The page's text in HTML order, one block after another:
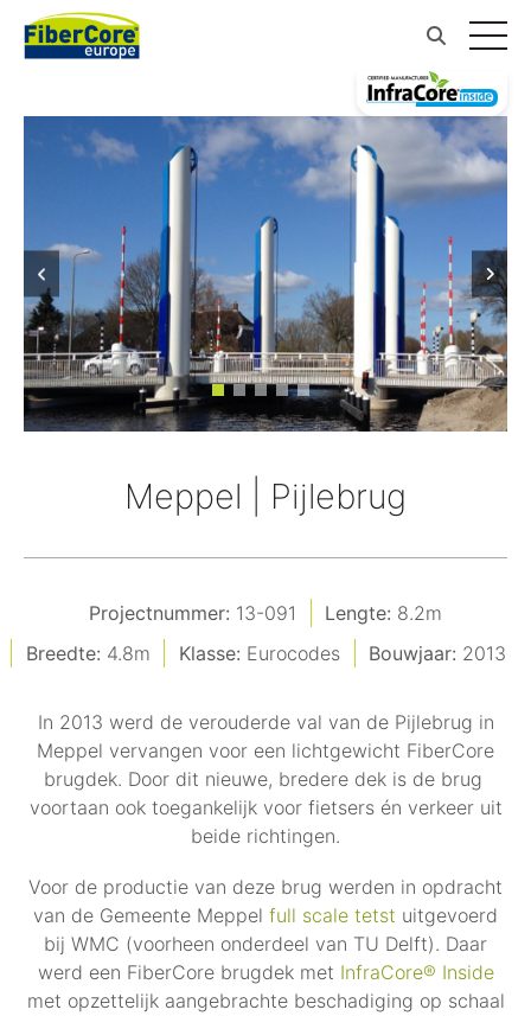
Meppel | Pijlebrug
Projectnummer: 13-091 Lengte: 8.2m
Breedte: 4.8m Klasse: Eurocodes Bouwjaar: 2013
In 2013 werd de verouderde val van de Pijlebrug in
Meppel vervangen voor een lichtgewicht FiberCore
brugdek. Door dit nieuwe, bredere dek is de brug
voortaan ook toegankelijk voor fietsers én verkeer uit
beide richtingen.
Voor de productie van deze brug werden in opdracht
van de Gemeente Meppel full scale tetst uitgevoerd
bij WMC (voorheen onderdeel van TU Delft). Daar
werd een FiberCore brugdek met InfraCore® Inside
met opzettelijk aangebrachte beschadiging op schaal